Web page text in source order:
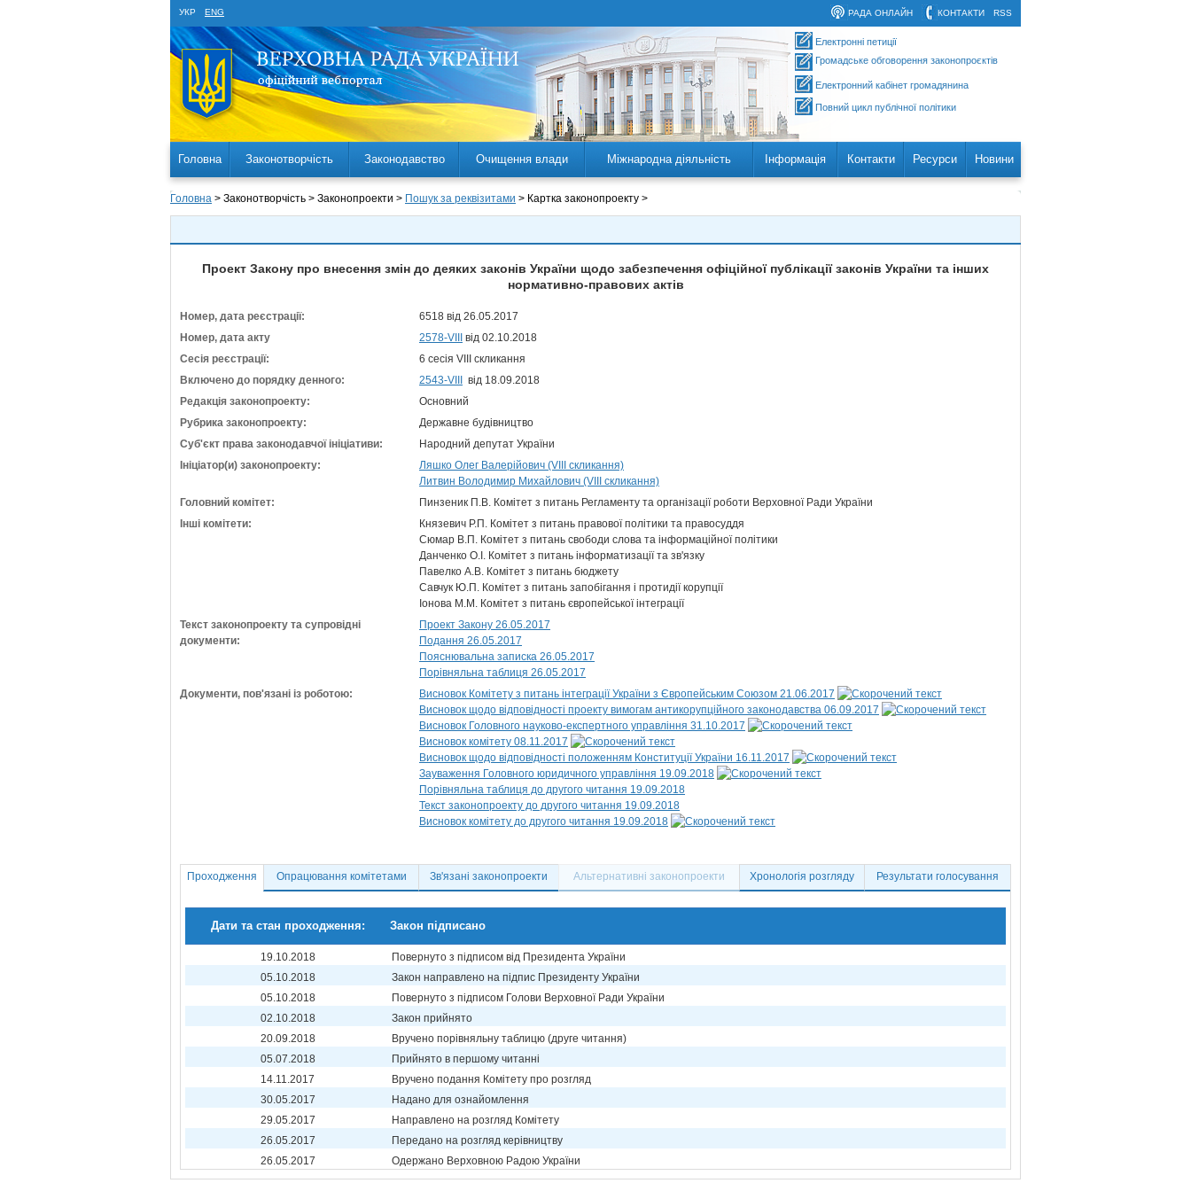
УКР ENG RSS
КОНТАКТИ
РАДА ОНЛАЙН
Електронні петиції
Громадське обговорення законопроєктів
Електронний кабінет громадянина
Повний цикл публічної політики
Головна Законотворчість Законодавство Очищення влади Міжнародна діяльність Інформація Контакти Ресурси Новини
Головна > Законотворчість > Законопроекти > Пошук за реквізитами > Картка законопроекту >
Проект Закону про внесення змін до деяких законів України щодо забезпечення офіційної публікації законів України та інших
нормативно-правових актів
Номер, дата реєстрації:
6518 від 26.05.2017
Номер, дата акту
2578-VIII
від 02.10.2018
Сесія реєстрації:
6 сесія VIII скликання
Включено до порядку денного:
2543-VIII
від 18.09.2018
Редакція законопроекту:
Основний
Рубрика законопроекту:
Державне будівництво
Суб'єкт права законодавчої ініціативи:
Народний депутат України
Ініціатор(и) законопроекту:
Ляшко Олег Валерійович (VIII скликання)
Литвин Володимир Михайлович (VIII скликання)
Головний комітет:
Пинзеник П.В. Комітет з питань Регламенту та організації роботи Верховної Ради України
Інші комітети:
Князевич Р.П. Комітет з питань правової політики та правосуддя
Сюмар В.П. Комітет з питань свободи слова та інформаційної політики
Данченко О.І. Комітет з питань інформатизації та зв'язку
Павелко А.В. Комітет з питань бюджету
Савчук Ю.П. Комітет з питань запобігання і протидії корупції
Іонова М.М. Комітет з питань європейської інтеграції
Текст законопроекту та супровідні
документи:
Проект Закону 26.05.2017
Подання 26.05.2017
Пояснювальна записка 26.05.2017
Порівняльна таблиця 26.05.2017
Документи, пов'язані із роботою:
Висновок Комітету з питань інтеграції України з Європейським Союзом 21.06.2017
Висновок щодо відповідності проекту вимогам антикорупційного законодавства 06.09.2017
Висновок Головного науково-експертного управління 31.10.2017
Висновок комітету 08.11.2017
Висновок щодо відповідності положенням Конституції України 16.11.2017
Зауваження Головного юридичного управління 19.09.2018
Порівняльна таблиця до другого читання 19.09.2018
Текст законопроекту до другого читання 19.09.2018
Висновок комітету до другого читання 19.09.2018
Проходження Опрацювання комітетами Зв'язані законопроекти Альтернативні законопроекти Хронологія розгляду Результати голосування
Дати та стан проходження: Закон підписано
19.10.2018
Повернуто з підписом від Президента України
05.10.2018
Закон направлено на підпис Президенту України
05.10.2018
Повернуто з підписом Голови Верховної Ради України
02.10.2018
Закон прийнято
20.09.2018
Вручено порівняльну таблицю (друге читання)
05.07.2018
Прийнято в першому читанні
14.11.2017
Вручено подання Комітету про розгляд
30.05.2017
Надано для ознайомлення
29.05.2017
Направлено на розгляд Комітету
26.05.2017
Передано на розгляд керівництву
26.05.2017
Одержано Верховною Радою України